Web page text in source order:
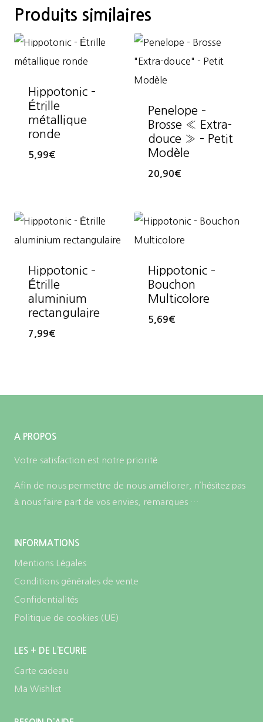
Produits similaires
Hippotonic –
Étrille
métallique
ronde
5,99€
Penelope –
Brosse « Extra-
douce » – Petit
Modèle
20,90€
Hippotonic –
Étrille
aluminium
rectangulaire
7,99€
Hippotonic –
Bouchon
Multicolore
5,69€
A PROPOS
Votre satisfaction est notre priorité.
Afin de nous permettre de nous améliorer, n’hésitez pas
à nous faire part de vos envies, remarques …
INFORMATIONS
Mentions Légales
Conditions générales de vente
Confidentialités
Politique de cookies (UE)
LES + DE L’ECURIE
Carte cadeau
Ma Wishlist